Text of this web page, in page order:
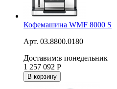
Кофемашина WMF 8000 S
Арт. 03.8800.0180
Доставим:в понедельник
1 257 092 Р
В корзину